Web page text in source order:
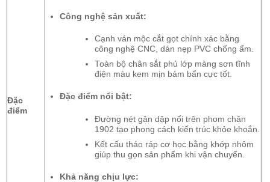
Đặc
điểm
Công nghệ sản xuất:
Cạnh ván mộc cắt gọt chính xác bằng
công nghệ CNC, dán nẹp PVC chống ẩm.
Toàn bộ chân sắt phủ lớp màng sơn tĩnh
điện màu kem mịn bám bẩn cực tốt.
Đặc điểm nổi bật:
Đường nét gân dập nổi trên phom chân
1902 tạo phong cách kiến trúc khỏe khoắn.
Kết cấu tháo ráp cơ học bằng khớp nhôm
giúp thu gọn sản phẩm khi vận chuyển.
Khả năng chịu lực: